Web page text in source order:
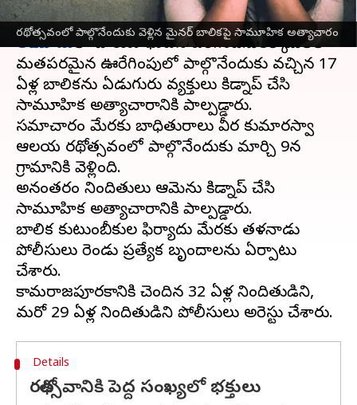
రథోత్సవంలో పాల్గొనేందుకు వెళ్లిన మైనర్ బాలికపై సామూహిక అత్యాచారం
ఈ వార్తాకథనం ఏంటి
తమిళనాడులో దారుణ ఘటన జరిగింది.వెలక్కావిల్‌లో
మతపరమైన ఊరేగింపులో పాల్గొనేందుకు వచ్చిన 17
ఏళ్ల బాలికను ఏడుగురు వ్యక్తులు కిడ్నాప్ చేసి
సామూహిక అత్యాచారానికి పాల్పడ్డారు.
సమాచారం మేరకు బాధితురాలు వీర కుమారస్వామి
ఆలయ రథోత్సవంలో పాల్గొనేందుకు మార్చి 9న
గ్రామానికి వెళ్లింది.
అనంతరం నిందితులు ఆమెను కిడ్నాప్ చేసి
సామూహిక అత్యాచారానికి పాల్పడ్డారు.
బాలిక కుటుంబీకుల ఫిర్యాదు మేరకు తమిళనాడు
పోలీసులు రెండు ప్రత్యేక బృందాలను ఏర్పాటు
చేశారు.
కామరాజపూరకానికి చెందిన 32 ఏళ్ల నిందితుడిని,
Details
రథోత్సవానికి పెద్ద సంఖ్యలో భక్తులు